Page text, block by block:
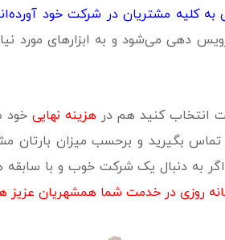
کلیه مشتریان در شرکت خود
دهی می‌شود و به ابزارهای مورد
انتخاب کنید هم درهزینه نهایی خود
تماس بگیرید و برحسب میزان بارتان
به دنبال یک شرکت خوب و با
روزی در خدمت شما همشهریان عزیز